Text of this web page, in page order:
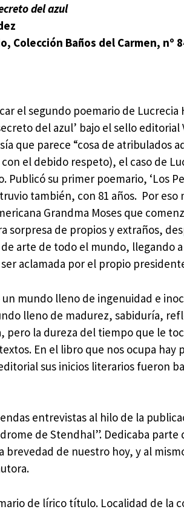
del azul
Colección Baños del Carmen, nº
el segundo poemario de
del azul’ bajo el sello
que parece “cosa de atribulados
el debido respeto), el caso de
Publicó su primer poemario, ‘Los
también, con 81 años. Por eso
Grandma Moses que
sorpresa de propios y extraños,
arte de todo el mundo, llegando
aclamada por el propio
mundo lleno de ingenuidad e
lleno de madurez, sabiduría,
pero la dureza del tiempo que le
En el libro que nos ocupa hay
sus inicios literarios fueron
entrevistas al hilo de la
de Stendhal”. Dedicaba
brevedad de nuestro hoy, y al
de lírico título. Localidad de la